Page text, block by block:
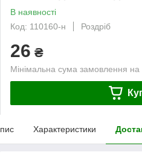
В наявності
Код: 110160-н
Роздріб
26 ₴
Мінімальна сума замовлення
Характеристики